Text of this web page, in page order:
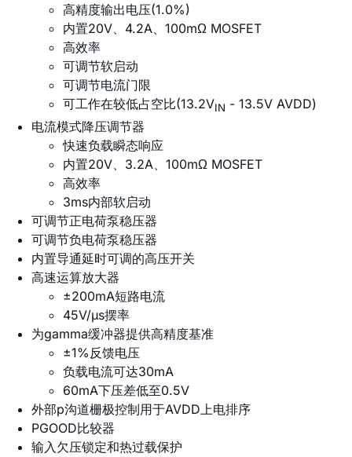
高精度输出电压(1.0%)
内置20V、4.2A、100mΩ MOSFET
高效率
可调节软启动
可调节电流门限
可工作在较低占空比(13.2VIN - 13.5V AVDD)
电流模式降压调节器
快速负载瞬态响应
内置20V、3.2A、100mΩ MOSFET
高效率
3ms内部软启动
可调节正电荷泵稳压器
可调节负电荷泵稳压器
内置导通延时可调的高压开关
高速运算放大器
±200mA短路电流
45V/µs摆率
为gamma缓冲器提供高精度基准
±1%反馈电压
负载电流可达30mA
60mA下压差低至0.5V
外部p沟道栅极控制用于AVDD上电排序
PGOOD比较器
输入欠压锁定和热过载保护